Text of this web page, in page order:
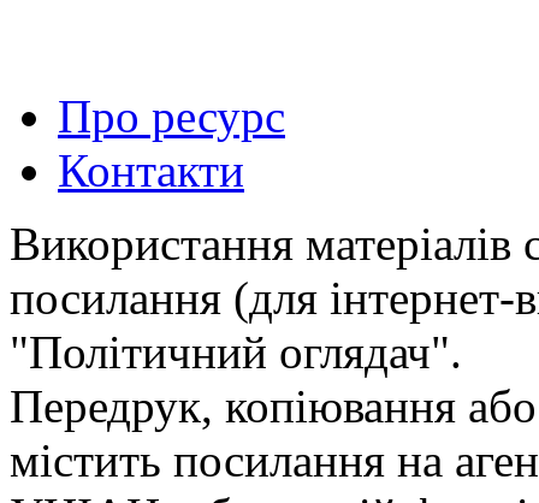
Про ресурс
Контакти
Використання
посилання (для інтернет-
"Політичний оглядач".
Передрук, копiювання
мiстить посилання на